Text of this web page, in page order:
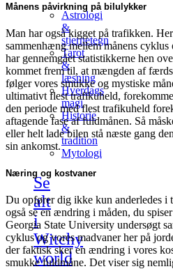
Astrologi
&
stjernetegn
Tarot
&
læsning
Hverdags
magi
Historie
&
tradition
Mytologi
Se
alt
i
Witchy
world
Månens påvirkning på bilulykker
Man har også kigget på trafikken.
sammenhæng mellem månens
har gennemgået statistikkerne hen
kommet frem til, at mængden af
følger vores smukke og mystiske
ultimativt flest trafikuheld,
den periode med flest trafikuheld
aftagende fase af fuldmånen. Så
eller helt lade bilen stå næste gang
sin ankomst.
Næring og kostvaner
Du opfører dig ikke kun anderledes i
også se en ændring i måden, du
Georgia State University undersøgt
cyklus og vores madvaner her på
der faktisk sker en ændring i vores
smukke fuldmåne. Det viser sig